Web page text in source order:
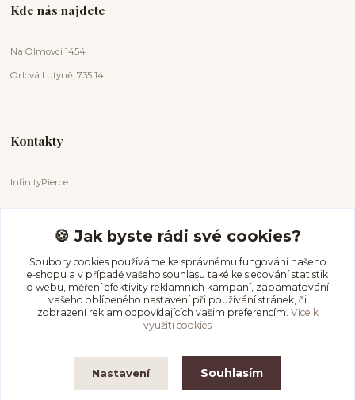
Kde nás najdete
Na Olmovci 1454
Orlová Lutyně, 735 14
Kontakty
InfinityPierce
+420 731 681 038
(Po-Ne, 9-18 hod.)
info@infinitypierce.cz
🍪 Jak byste rádi své cookies?
Soubory cookies používáme ke správnému fungování našeho
e-shopu a v případě vašeho souhlasu také ke sledování statistik
o webu, měření efektivity reklamních kampaní, zapamatování
vašeho oblíbeného nastavení při používání stránek, či
zobrazení reklam odpovídajících vašim preferencím. Více k
využití cookies
Nastavení Souhlasím